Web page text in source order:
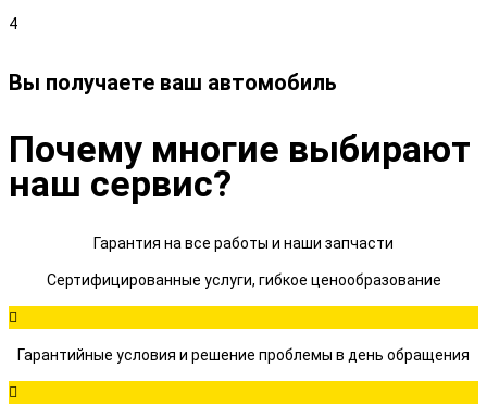
4
Вы получаете ваш автомобиль
Почему многие выбирают
наш сервис?
Гарантия на все работы и наши запчасти
Сертифицированные услуги, гибкое ценообразование
Гарантийные условия и решение проблемы в день обращения